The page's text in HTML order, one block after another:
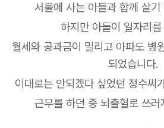
서울에 사는 아들과 함께 살기
하지만 아들이 일자리
월세와 공과금이 밀리고 아파도 병
되었습니다.
이대로는 안되겠다 싶었던 정수씨
근무를 하던 중 뇌출혈로 쓰러